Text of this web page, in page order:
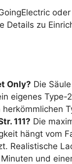
Details zu
Only? Die
eigenes
111? Die
hängt vom
Realistische
und